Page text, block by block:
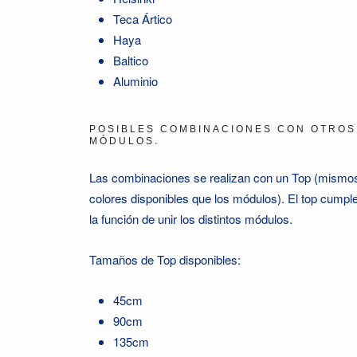
Teca Ártico
Haya
Baltico
Aluminio
POSIBLES COMBINACIONES CON OTROS
MÓDULOS.
Las combinaciones se realizan con un Top
colores disponibles que los módulos). El top
la función de unir los distintos módulos.
Tamaños de Top disponibles:
45cm
90cm
135cm